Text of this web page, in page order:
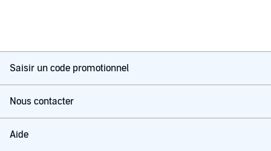
Saisir un code promotionnel
Nous contacter
Aide